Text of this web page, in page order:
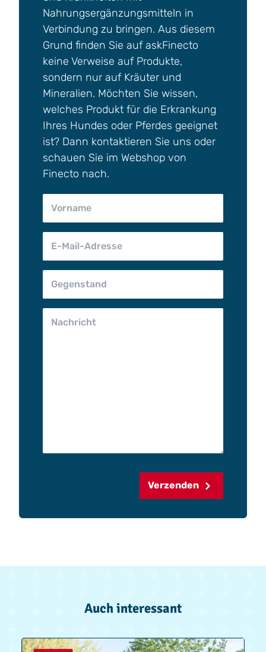
Nahrungsergänzungsmitteln in
Verbindung zu bringen. Aus diesem
Grund finden Sie auf askFinecto
keine Verweise auf Produkte,
sondern nur auf Kräuter und
Mineralien. Möchten Sie wissen,
welches Produkt für die Erkrankung
Ihres Hundes oder Pferdes geeignet
ist? Dann kontaktieren Sie uns oder
schauen Sie im Webshop von
Finecto nach.
Verzenden
Auch interessant